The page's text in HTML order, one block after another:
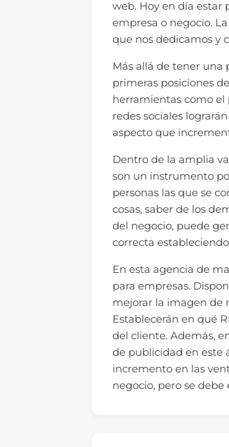
web. Hoy en día estar
empresa o negocio.
que nos dedicamos y
Más allá de tener
primeras posiciones
herramientas como el
redes sociales
aspecto que
Dentro de la amplia
son un instrumento
personas las que se
cosas, saber de los
del negocio, puede
correcta
En esta agencia de
para empresas.
mejorar la imagen de
Establecerán en qué
del cliente. Además,
de publicidad en este
incremento en las
negocio, pero se